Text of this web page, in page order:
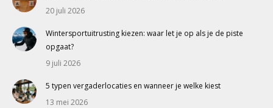
20 juli 2026
Wintersportuitrusting kiezen: waar let je op als je de piste
opgaat?
9 juli 2026
5 typen vergaderlocaties en wanneer je welke kiest
13 mei 2026